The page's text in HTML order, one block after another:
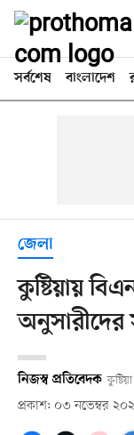
সর্বশেষ বাংলাদেশ
জেলা
কুষ্টিয়ায়
নিজস্ব প্রতিবেদক কুষ্টিয়া
প্রকাশ: ০৩ নভেম্বর